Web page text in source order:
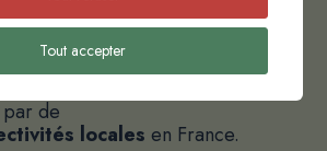
minimiser l’impact
pleinement dans la
de
locales en France.
Tout accepter